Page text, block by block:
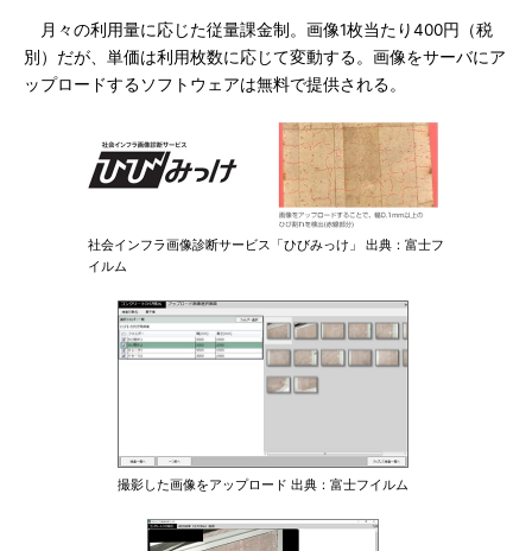
月々の利用量に応じた従量課金制。画像1枚当たり400円（税
別）だが、単価は利用枚数に応じて変動する。画像をサーバにア
ップロードするソフトウェアは無料で提供される。
社会インフラ画像診断サービス「ひびみっけ」 出典：富士フ
イルム
撮影した画像をアップロード 出典：富士フイルム